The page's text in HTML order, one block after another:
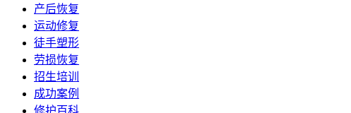
产后恢复
运动修复
徒手塑形
劳损恢复
招生培训
成功案例
修护百科